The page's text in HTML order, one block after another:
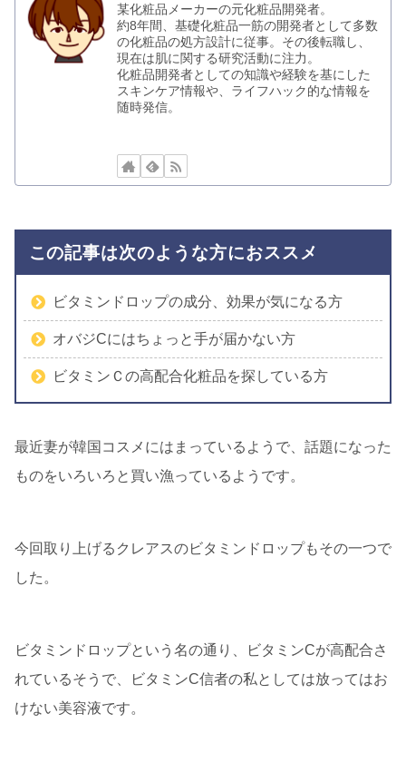
某化粧品メーカーの元化粧品開発者。
約8年間、基礎化粧品一筋の開発者として多数
の化粧品の処方設計に従事。その後転職し、
現在は肌に関する研究活動に注力。
化粧品開発者としての知識や経験を基にした
スキンケア情報や、ライフハック的な情報を
随時発信。
この記事は次のような方におススメ
ビタミンドロップの成分、効果が気になる方
オバジCにはちょっと手が届かない方
ビタミンＣの高配合化粧品を探している方
最近妻が韓国コスメにはまっているようで、話題になった
ものをいろいろと買い漁っているようです。
今回取り上げるクレアスのビタミンドロップもその一つで
した。
ビタミンドロップという名の通り、ビタミンCが高配合さ
れているそうで、ビタミンC信者の私としては放ってはお
けない美容液です。